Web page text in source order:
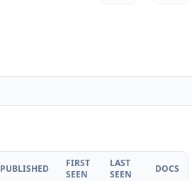
PUBLISHED
FIRST
SEEN
LAST
SEEN
DOCS